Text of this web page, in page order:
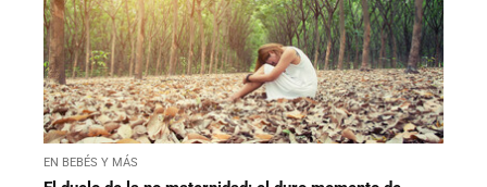
EN BEBÉS Y MÁS